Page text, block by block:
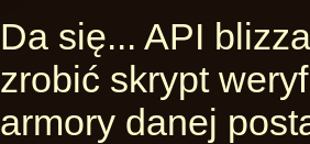
Da się... API
zrobić skrypt
armory danej